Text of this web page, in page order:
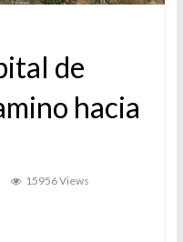
de
hacia
15956 Views